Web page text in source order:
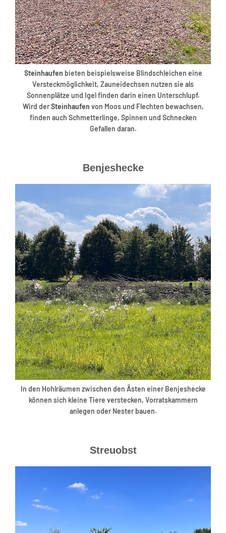
Steinhaufen bieten beispielsweise Blindschleichen eine
Versteckmöglichkeit, Zauneidechsen nutzen sie als
Sonnenplätze und Igel finden darin einen Unterschlupf.
Wird derSteinhaufen von Moos und Flechten bewachsen,
finden auch Schmetterlinge, Spinnen und Schnecken
Gefallen daran.
Benjeshecke
In den Hohlräumen zwischen den Ästen einer Benjeshecke
können sich kleine Tiere verstecken, Vorratskammern
anlegen oder Nester bauen.
Streuobst